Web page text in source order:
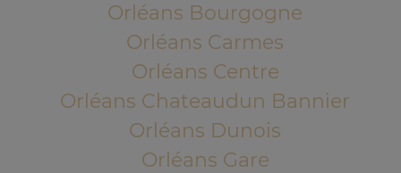
Orléans Bourgogne
Orléans Carmes
Orléans Centre
Orléans Chateaudun Bannier
Orléans Dunois
Orléans Gare